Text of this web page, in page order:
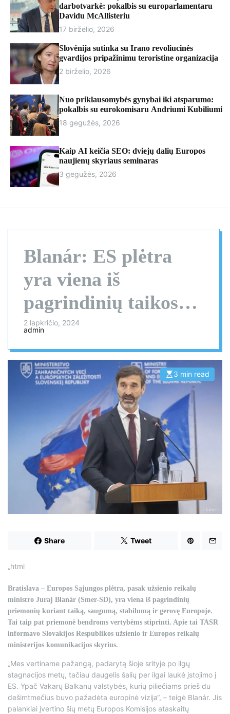
r
darbotvarkė: pokalbis su europarlamentaru
Davidu McAllisteriu
17 birželio, 2026
Slovėnija sutinka su Irano revoliucinės
gvardijos pripažinimu teroristine organizacija
2 birželio, 2026
Nuo priklausomybės gynybai iki atsparumo:
pokalbis su eurokomisaru Andriumi Kubiliumi
18 gegužės, 2026
Kaip AI keičia SEO: dviejų dalių Europos
naujienų skyriaus seminaras
3 gegužės, 2026
Blanár: ES plėtra
yra viena iš
pagrindinių taikos
kūrimo priemonių
2 lapkričio, 2024
admin
E
s
t
i
d
r
e
a
d
m
3 min read
Share Tweet
„html
Bratislava – Europos Sąjungos plėtra, pasak užsienio reikalų
ministro Juraj Blanár (Smer-SD), yra viena iš pagrindinių
priemonių kuriant taiką, saugumą, stabilumą ir gerovę Europoje.
Tai taip pat priemonė bendroms vertybėms stiprinti. Apie tai TASR
informavo Slovakijos Respublikos užsienio ir Europos reikalų
ministerijos komunikacijos skyrius.
„Mes vertiname pažangą, padarytą šioje srityje po ilgų
stagnacijos metų, tačiau daugelis šalių per ilgai laukė įstojimo į
ES. Ypač Vakarų Balkanų valstybės, kurių piliečiams prieš du
dešimtmečius buvo pažadėta europinė vizija“, – teigė Blanár. Jis
palankiai įvertino šių metų Europos Komisijos ataskaitų